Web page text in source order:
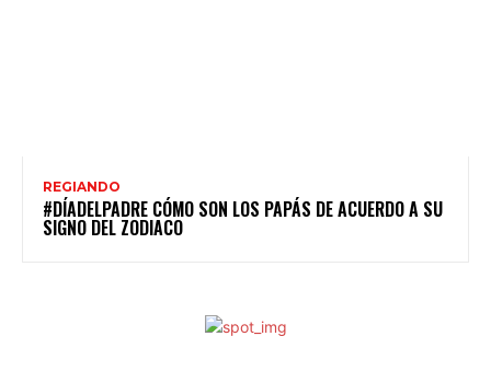
REGIANDO
#DÍADELPADRE CÓMO SON LOS PAPÁS DE ACUERDO A SU
SIGNO DEL ZODIACO